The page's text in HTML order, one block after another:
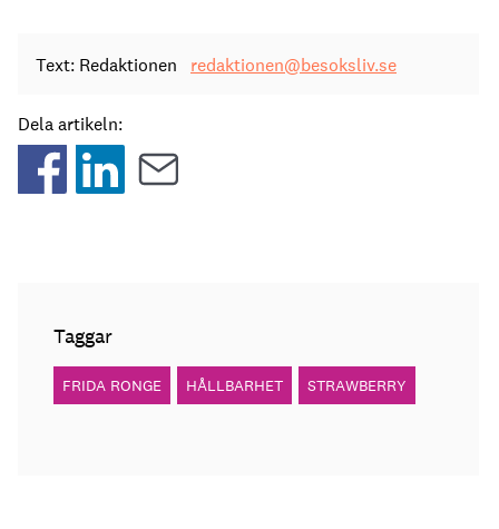
Text: Redaktionen redaktionen@besoksliv.se
Dela artikeln:
Taggar
FRIDA RONGE HÅLLBARHET STRAWBERRY